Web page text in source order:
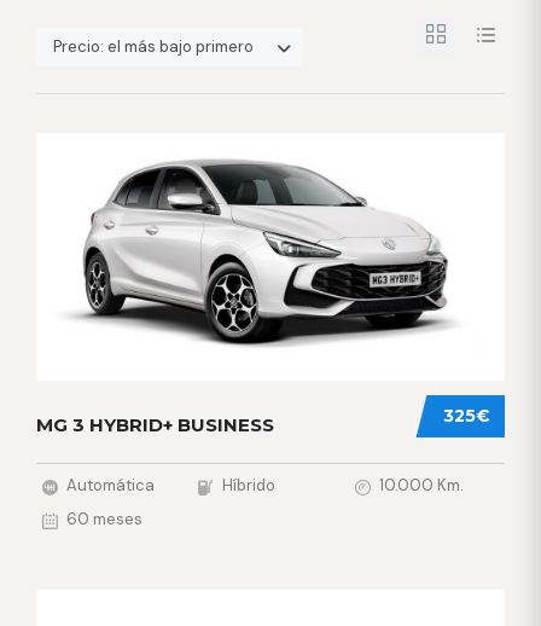
Precio: el más bajo primero
325€
MG 3 HYBRID+ BUSINESS
Automática Híbrido
10.000 Km.
60 meses